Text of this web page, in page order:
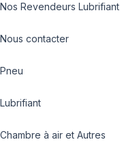
Nos Revendeurs Lubrifiant
Nous contacter
Pneu
Lubrifiant
Chambre à air et Autres